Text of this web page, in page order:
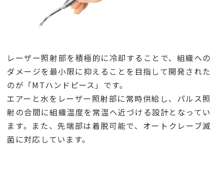
レーザー照射部を積極的に冷却することで、組織への
ダメージを最小限に抑えることを目指して開発された
のが「MTハンドピース」です。
エアーと水をレーザー照射部に常時供給し、パルス照
射の合間に組織温度を常温へ近づける設計となってい
ます。また、先端部は着脱可能で、オートクレーブ滅
菌に対応しています。